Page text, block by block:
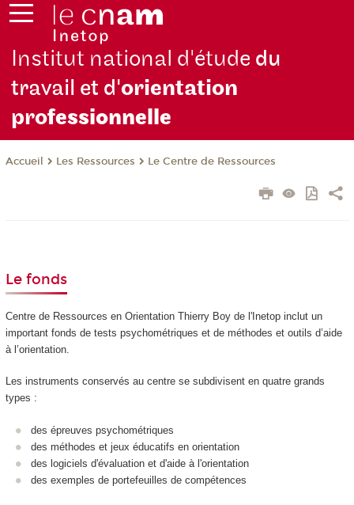
Institut national d'étude du
travail et d'orientation
professionnelle
Accueil Les Ressources Le Centre de Ressources
Le fonds
Centre de Ressources en Orientation Thierry Boy de l'Inetop inclut un
important fonds de tests psychométriques et de méthodes et outils d’aide
à l’orientation.
Les instruments conservés au centre se subdivisent en quatre grands
types :
des épreuves psychométriques
des méthodes et jeux éducatifs en orientation
des logiciels d'évaluation et d'aide à l'orientation
des exemples de portefeuilles de compétences